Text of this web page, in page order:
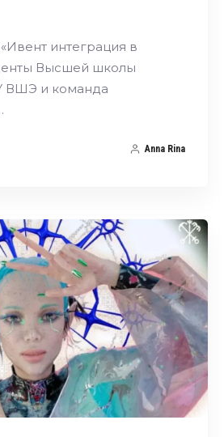
интеграция в
Высшей школы
ВШЭ и команда
Anna Rina